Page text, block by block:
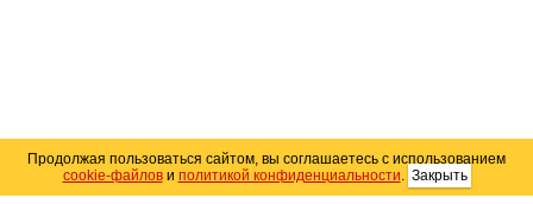
Продолжая пользоваться сайтом, вы соглашаетесь с использованием
cookie-файлови политикой конфиденциальности. Закрыть